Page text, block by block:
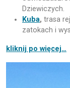
Dziewiczych.
Kuba, trasa
zatokach i
kliknij po więcej…